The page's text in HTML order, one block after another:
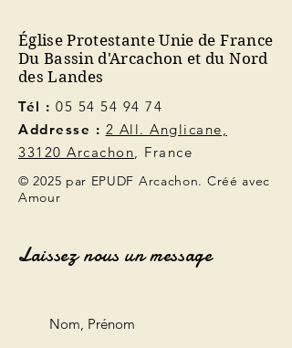
Église Protestante Unie de France
Du Bassin d'Arcachon et du Nord
des Landes
Tél : 05 54 54 94 74
Addresse : 2 All. Anglicane,
33120 Arcachon, France
© 2025 par EPUDF Arcachon. Créé avec
Amour
Laissez nous un message